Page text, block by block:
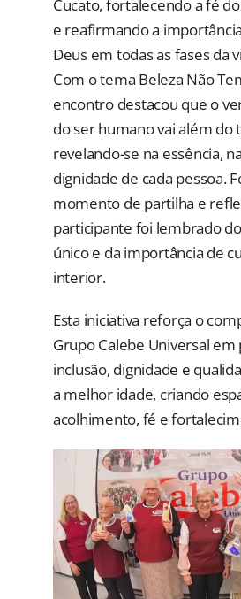
Cucato, fortalecendo a fé
e reafirmando a
Deus em todas as fases da
Com o tema Beleza Não
encontro destacou que o
do ser humano vai além do
revelando-se na essência,
dignidade de cada pessoa.
momento de partilha e
participante foi lembrado
único e da importância de
interior.
Esta iniciativa reforça o
Grupo Calebe Universal
inclusão, dignidade e
a melhor idade, criando
acolhimento, fé e